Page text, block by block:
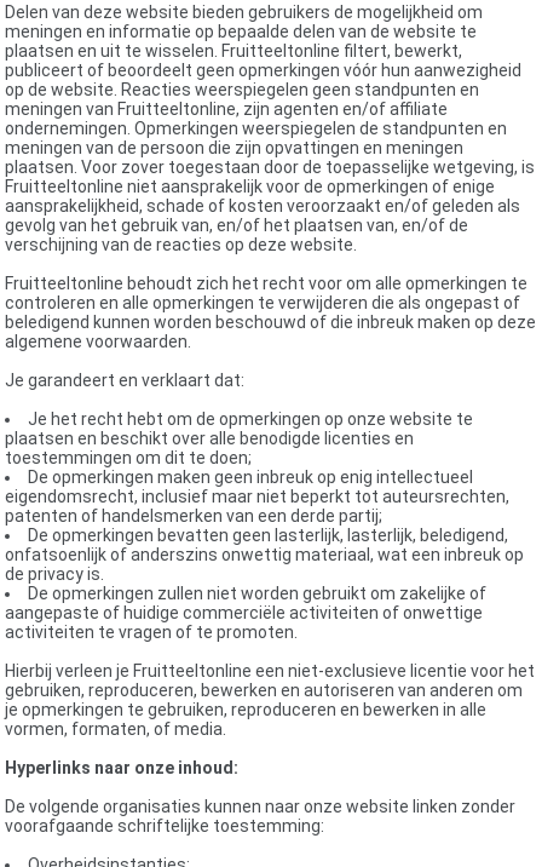
Delen van deze website bieden gebruikers de mogelijkheid om
meningen en informatie op bepaalde delen van de website te
plaatsen en uit te wisselen. Fruitteeltonline filtert, bewerkt,
publiceert of beoordeelt geen opmerkingen vóór hun aanwezigheid
op de website. Reacties weerspiegelen geen standpunten en
meningen van Fruitteeltonline, zijn agenten en/of affiliate
ondernemingen. Opmerkingen weerspiegelen de standpunten en
meningen van de persoon die zijn opvattingen en meningen
plaatsen. Voor zover toegestaan ​​door de toepasselijke wetgeving, is
Fruitteeltonline niet aansprakelijk voor de opmerkingen of enige
aansprakelijkheid, schade of kosten veroorzaakt en/of geleden als
gevolg van het gebruik van, en/of het plaatsen van, en/of de
verschijning van de reacties op deze website.
Fruitteeltonline behoudt zich het recht voor om alle opmerkingen te
controleren en alle opmerkingen te verwijderen die als ongepast of
beledigend kunnen worden beschouwd of die inbreuk maken op deze
algemene voorwaarden.
Je garandeert en verklaart dat:
Je het recht hebt om de opmerkingen op onze website te
plaatsen en beschikt over alle benodigde licenties en
toestemmingen om dit te doen;
De opmerkingen maken geen inbreuk op enig intellectueel
eigendomsrecht, inclusief maar niet beperkt tot auteursrechten,
patenten of handelsmerken van een derde partij;
De opmerkingen bevatten geen lasterlijk, lasterlijk, beledigend,
onfatsoenlijk of anderszins onwettig materiaal, wat een inbreuk op
de privacy is.
De opmerkingen zullen niet worden gebruikt om zakelijke of
aangepaste of huidige commerciële activiteiten of onwettige
activiteiten te vragen of te promoten.
Hierbij verleen je Fruitteeltonline een niet-exclusieve licentie voor het
gebruiken, reproduceren, bewerken en autoriseren van anderen om
je opmerkingen te gebruiken, reproduceren en bewerken in alle
vormen, formaten, of media.
Hyperlinks naar onze inhoud:
De volgende organisaties kunnen naar onze website linken zonder
voorafgaande schriftelijke toestemming: